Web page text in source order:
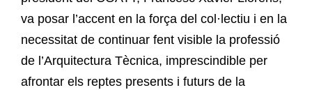
va posar l’accent en la força del col·lectiu i en la
necessitat de continuar fent visible la professió
de l’Arquitectura Tècnica, imprescindible per
afrontar els reptes presents i futurs de la